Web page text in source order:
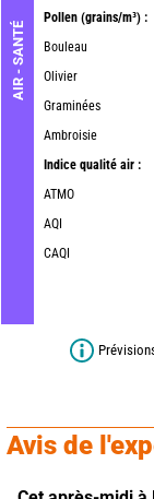
AIR - SANTÉ
Pollen (grains/m³) :
Bouleau
Olivier
Graminées
Ambroisie
Indice qualité air :
ATMO
AQI
CAQI
Avis de